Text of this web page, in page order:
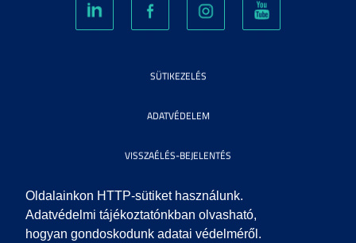
Oldalainkon HTTP-sütiket használunk.
Adatvédelmi tájékoztatónkban olvasható,
hogyan gondoskodunk adatai védelméről.
SÜTIKEZELÉS
ADATVÉDELEM
VISSZAÉLÉS-BEJELENTÉS
KÖZÉRDEKŰ ADATOK
IMPRESSZUM